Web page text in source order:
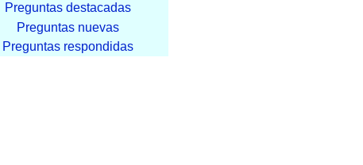
Preguntas destacadas
Preguntas nuevas
Preguntas respondidas